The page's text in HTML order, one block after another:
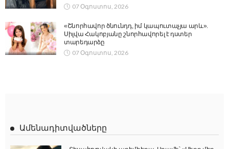
07 Օգոստոս, 2026
«Շնորհավոր ծնունդդ, իմ կապուտաչյա արև».
Սիլվա Հակոբյանը շնորհավորել է դստեր
տարեդարձը
07 Օգոստոս, 2026
Ամենադիտվածները